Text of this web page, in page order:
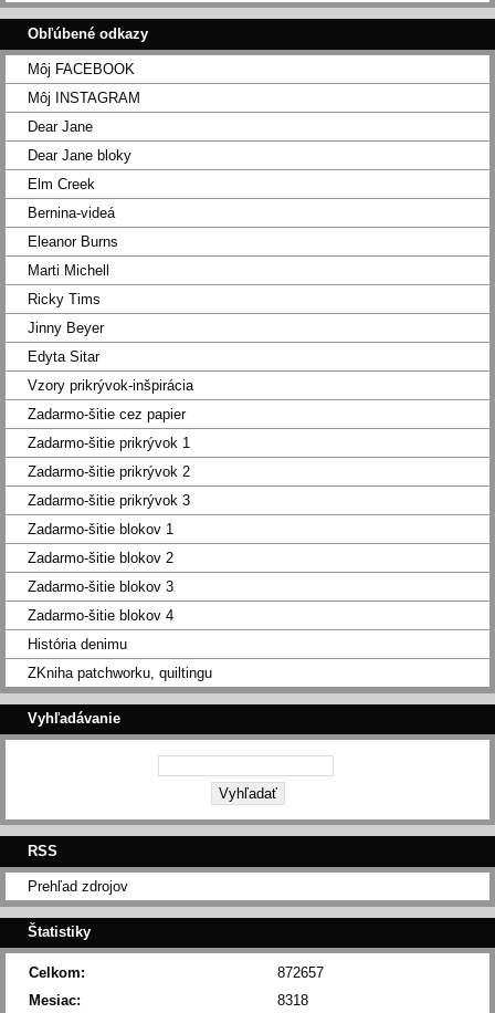
Obľúbené odkazy
Môj FACEBOOK
Môj INSTAGRAM
Dear Jane
Dear Jane bloky
Elm Creek
Bernina-videá
Eleanor Burns
Marti Michell
Ricky Tims
Jinny Beyer
Edyta Sitar
Vzory prikrývok-inšpirácia
Zadarmo-šitie cez papier
Zadarmo-šitie prikrývok 1
Zadarmo-šitie prikrývok 2
Zadarmo-šitie prikrývok 3
Zadarmo-šitie blokov 1
Zadarmo-šitie blokov 2
Zadarmo-šitie blokov 3
Zadarmo-šitie blokov 4
História denimu
ZKniha patchworku, quiltingu
Vyhľadávanie
RSS
Prehľad zdrojov
Štatistiky
Celkom:
872657
Mesiac:
8318